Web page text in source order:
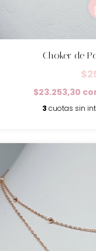
Choker de
$23.253,30
3 cuotas sin